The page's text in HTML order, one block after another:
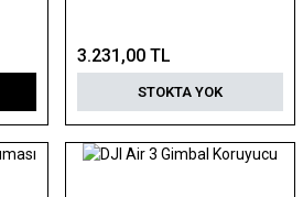
3.231,00 TL
STOKTA YOK